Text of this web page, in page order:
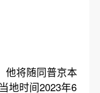
他将随同普京本
地时间2023年6